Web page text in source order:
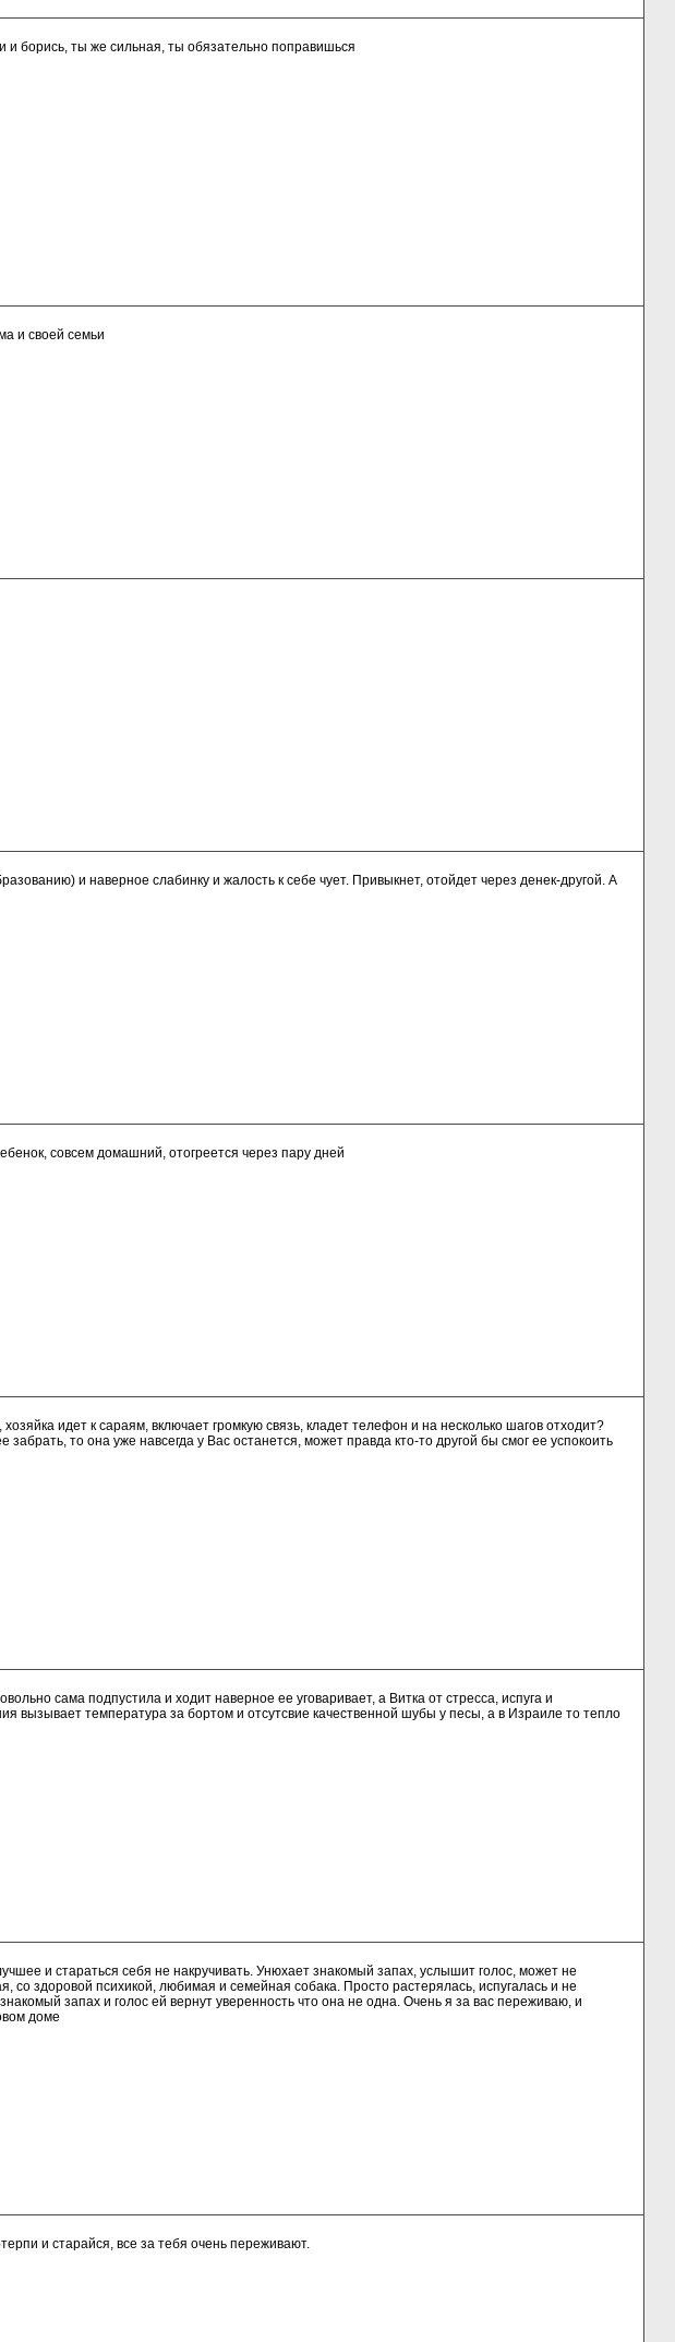
и борись, ты же сильная, ты обязательно поправишься
и своей семьи
и наверное слабинку и жалость к себе чует. Привыкнет, отойдет через денек-другой. А
совсем домашний, отогреется через пару дней
идет к сараям, включает громкую связь, кладет телефон и на несколько шагов отходит?
то она уже навсегда у Вас останется, может правда кто-то другой бы смог ее успокоить
сама подпустила и ходит наверное ее уговаривает, а Витка от стресса, испуга и
вызывает температура за бортом и отсутсвие качественной шубы у песы, а в Израиле то тепло
и стараться себя не накручивать. Унюхает знакомый запах, услышит голос, может не
со здоровой психикой, любимая и семейная собака. Просто растерялась, испугалась и не
запах и голос ей вернут уверенность что она не одна. Очень я за вас переживаю, и
доме
и старайся, все за тебя очень переживают.